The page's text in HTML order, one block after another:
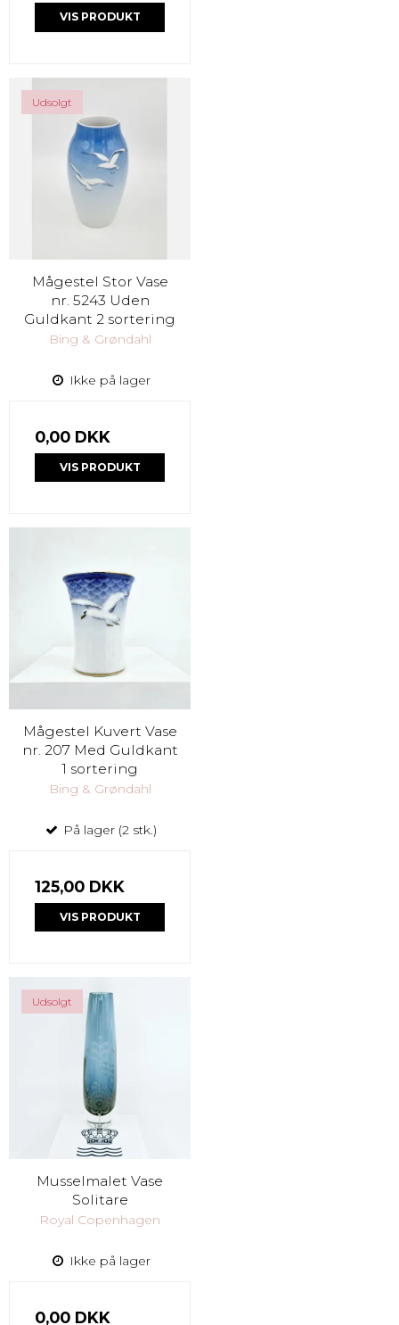
VIS PRODUKT
Udsolgt
Mågestel Stor Vase
nr. 5243 Uden
Guldkant 2 sortering
Bing & Grøndahl
Ikke på lager
0,00 DKK
VIS PRODUKT
Mågestel Kuvert Vase
nr. 207 Med Guldkant
1 sortering
Bing & Grøndahl
På lager (2 stk.)
125,00 DKK
VIS PRODUKT
Udsolgt
Musselmalet Vase
Solitare
Royal Copenhagen
Ikke på lager
0,00 DKK